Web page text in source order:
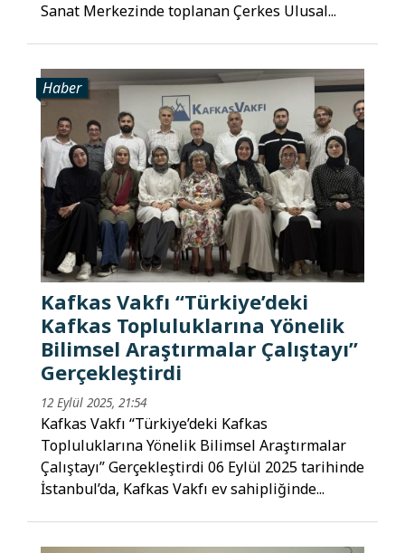
Sanat Merkezinde toplanan Çerkes Ulusal...
Haber
Kafkas Vakfı “Türkiye’deki
Kafkas Topluluklarına Yönelik
Bilimsel Araştırmalar Çalıştayı”
Gerçekleştirdi
12 Eylül 2025, 21:54
Kafkas Vakfı “Türkiye’deki Kafkas
Topluluklarına Yönelik Bilimsel Araştırmalar
Çalıştayı” Gerçekleştirdi 06 Eylül 2025 tarihinde
İstanbul’da, Kafkas Vakfı ev sahipliğinde...